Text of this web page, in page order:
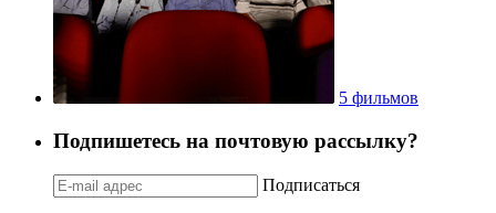
5 фильмов
Подпишетесь на почтовую рассылку?
Подписаться